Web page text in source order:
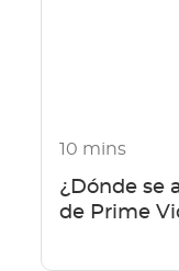
10 mins
¿Dónde se
de Prime